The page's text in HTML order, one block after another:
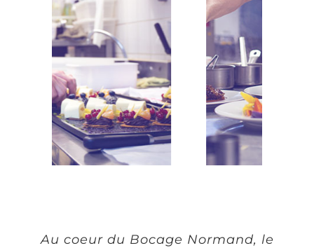
Au coeur du Bocage Normand, le